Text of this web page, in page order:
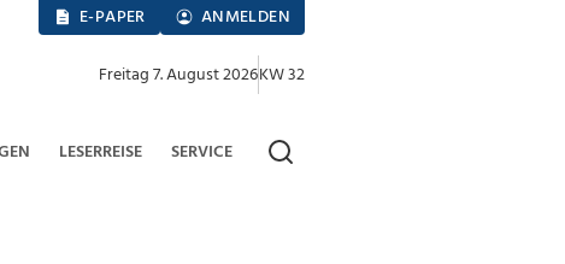
E-PAPER ANMELDEN
Freitag 7. August 2026KW 32
LESERREISE SERVICE